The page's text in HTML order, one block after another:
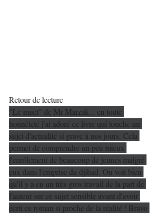
Retour de lecture
"Le muet" de Mr Marzak... en toute
honnêteté j'ai adoré ce livre qui touche un
sujet d'actualité si grave à nos jours. Cela
permet de comprendre un peu mieux
l'enrôlement de beaucoup de jeunes malgré
eux dans l'emprise du djihad. On voit bien
qu'il y a eu un très gros travail de la part de
l'auteur sur ce sujet sensible avant d'avoir
écrit ce roman si proche de la réalité ! Bravo